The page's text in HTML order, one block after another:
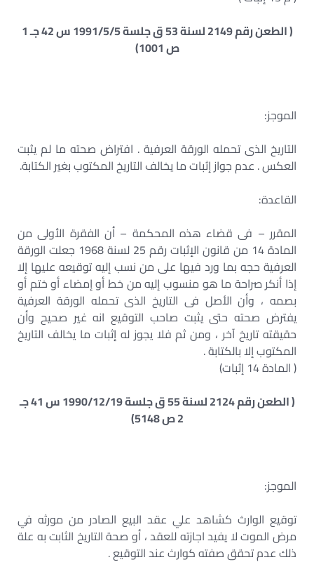
( الطعن رقم 2149 لسنة 53 ق جلسة 1991/5/5 س 42 جـ 1
ص 1001)
الموجز:
التاريخ الذى تحمله الورقة العرفية . افتراض صحته ما لم يثبت
العكس . عدم جواز إثبات ما يخالف التاريخ المكتوب بغير الكتابة.
القاعدة:
المقرر – فى قضاء هذه المحكمة – أن الفقرة الأولى من
المادة 14 من قانون الإثبات رقم 25 لسنة 1968 جعلت الورقة
العرفية حجه بما ورد فيها على من نسب إليه توقيعه عليها إلا
إذا أنكر صراحة ما هو منسوب إليه من خط أو إمضاء أو ختم أو
بصمه ، وأن الأصل فى التاريخ الذى تحمله الورقة العرفية
يفترض صحته حتى يثبت صاحب التوقيع انه غير صحيح وأن
حقيقته تاريخ آخر ، ومن ثم فلا يجوز له إثبات ما يخالف التاريخ
المكتوب إلا بالكتابة .
( المادة 14 إثبات)
( الطعن رقم 2124 لسنة 55 ق جلسة 1990/12/19 س 41 جـ
2 ص 5148)
الموجز:
توقيع الوارث كشاهد علي عقد البيع الصادر من مورثه في
مرض الموت لا يفيد اجازته للعقد ، أو صحة التاريخ الثابت به علة
ذلك عدم تحقق صفته كوارث عند التوقيع .